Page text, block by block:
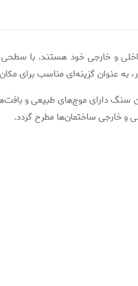
و خارجی خود هستند. با
به عنوان گزینه‌ای مناسب برای
سنگ دارای موج‌های طبیعی و
و خارجی ساختمان‌ها مطرح گردد.